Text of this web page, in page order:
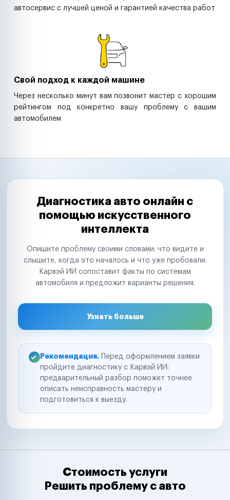
автосервис с лучшей ценой и гарантией качества работ
Свой подход к каждой машине
Через несколько минут вам позвонит мастер с хорошим
рейтингом под конкретно вашу проблему с вашим
автомобилем
Диагностика авто онлайн с
помощью искусственного
интеллекта
Опишите проблему своими словами: что видите и
слышите, когда это началось и что уже пробовали.
Карвэй ИИ сопоставит факты по системам
автомобиля и предложит варианты решения.
Узнать больше
Рекомендация. Перед оформлением заявки
пройдите диагностику с Карвэй ИИ:
предварительный разбор поможет точнее
описать неисправность мастеру и
подготовиться к выезду.
Стоимость услуги
Решить проблему с авто